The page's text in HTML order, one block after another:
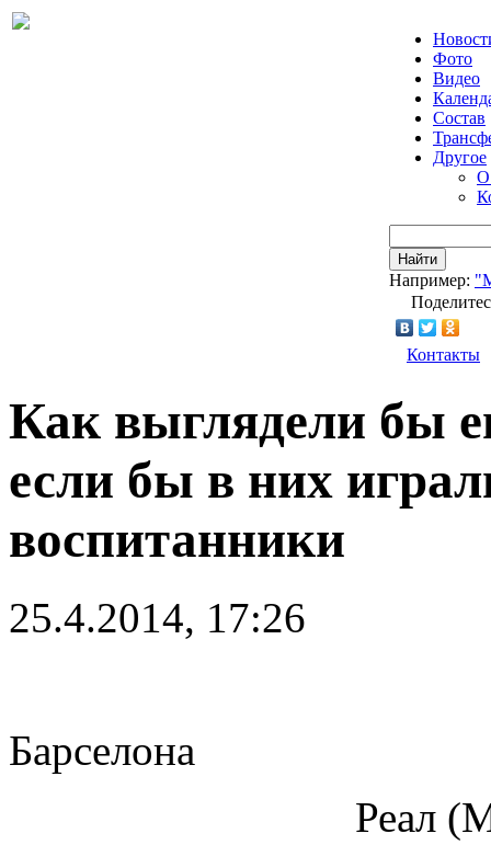
Фото
Видео
Состав
Другое
О
Найти
Например:
Контакты
Как выглядели бы
если бы в них
воспитанники
25.4.2014, 17:26
Барселона
Реал